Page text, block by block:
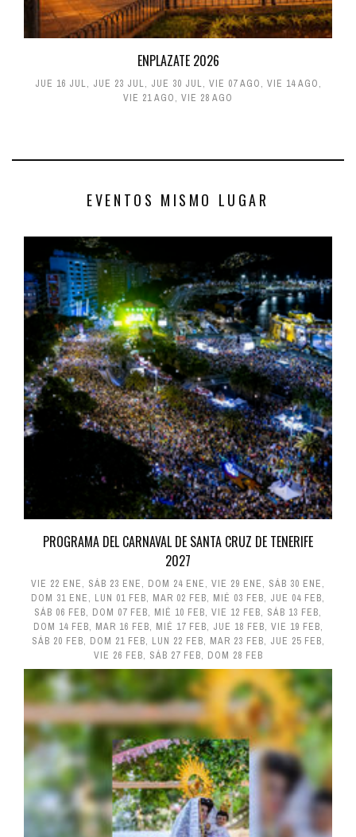
ENPLAZATE 2026
JUE 16 JUL, JUE 23 JUL, JUE 30 JUL, VIE 07 AGO, VIE 14 AGO,
VIE 21 AGO, VIE 28 AGO
EVENTOS MISMO LUGAR
PROGRAMA DEL CARNAVAL DE SANTA CRUZ DE TENERIFE
2027
VIE 22 ENE, SÁB 23 ENE, DOM 24 ENE, VIE 29 ENE, SÁB 30 ENE,
DOM 31 ENE, LUN 01 FEB, MAR 02 FEB, MIÉ 03 FEB, JUE 04 FEB,
SÁB 06 FEB, DOM 07 FEB, MIÉ 10 FEB, VIE 12 FEB, SÁB 13 FEB,
DOM 14 FEB, MAR 16 FEB, MIÉ 17 FEB, JUE 18 FEB, VIE 19 FEB,
SÁB 20 FEB, DOM 21 FEB, LUN 22 FEB, MAR 23 FEB, JUE 25 FEB,
VIE 26 FEB, SÁB 27 FEB, DOM 28 FEB